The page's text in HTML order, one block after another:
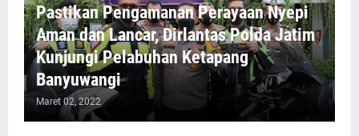
Pastikan Pengamanan Perayaan Nyepi
Aman dan Lancar, Dirlantas Polda Jatim
Kunjungi Pelabuhan Ketapang
Banyuwangi
Maret 02, 2022